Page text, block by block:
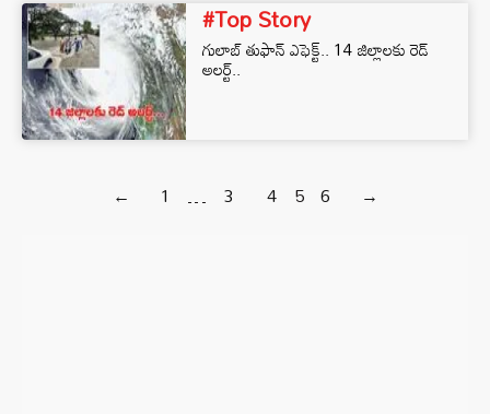
#Top Story
గులాబ్‌ తుఫాన్‌ ఎఫెక్ట్.. 14 జిల్లాలకు రెడ్‌
అలర్ట్..
← 1 … 3 4 5 6 →